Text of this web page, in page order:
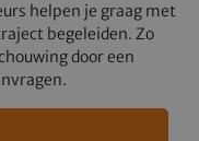
helpen je graag met
begeleiden. Zo
door een